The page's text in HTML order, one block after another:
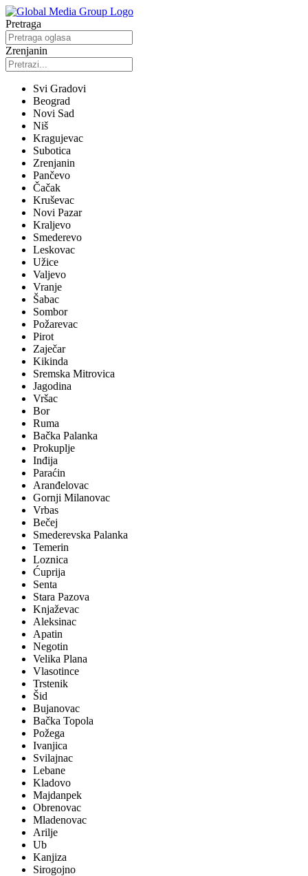
Pretraga
Zrenjanin
Svi Gradovi
Beograd
Novi Sad
Niš
Kragujevac
Subotica
Zrenjanin
Pančevo
Čačak
Kruševac
Novi Pazar
Kraljevo
Smederevo
Leskovac
Užice
Valjevo
Vranje
Šabac
Sombor
Požarevac
Pirot
Zaječar
Kikinda
Sremska Mitrovica
Jagodina
Vršac
Bor
Ruma
Bačka Palanka
Prokuplje
Inđija
Paraćin
Aranđelovac
Gornji Milanovac
Vrbas
Bečej
Smederevska Palanka
Temerin
Loznica
Ćuprija
Senta
Stara Pazova
Knjaževac
Aleksinac
Apatin
Negotin
Velika Plana
Vlasotince
Trstenik
Šid
Bujanovac
Bačka Topola
Požega
Ivanjica
Svilajnac
Lebane
Kladovo
Majdanpek
Obrenovac
Mladenovac
Arilje
Ub
Kanjiza
Sirogojno